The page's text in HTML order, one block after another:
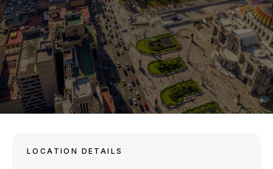
LOCATION DETAILS